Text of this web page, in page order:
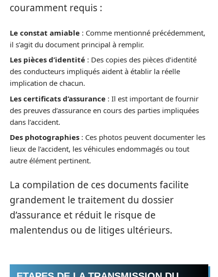
couramment requis :
Le constat amiable : Comme mentionné précédemment,
il s’agit du document principal à remplir.
Les pièces d’identité : Des copies des pièces d’identité
des conducteurs impliqués aident à établir la réelle
implication de chacun.
Les certificats d’assurance : Il est important de fournir
des preuves d’assurance en cours des parties impliquées
dans l’accident.
Des photographies : Ces photos peuvent documenter les
lieux de l’accident, les véhicules endommagés ou tout
autre élément pertinent.
La compilation de ces documents facilite
grandement le traitement du dossier
d’assurance et réduit le risque de
malentendus ou de litiges ultérieurs.